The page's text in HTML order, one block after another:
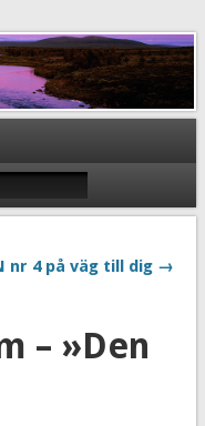
nr 4 på väg till dig →
– »Den